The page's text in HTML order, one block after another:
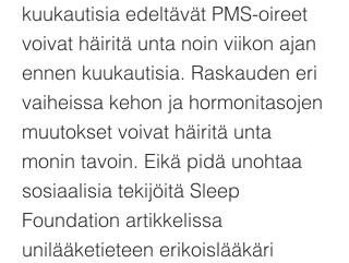
kuukautisia edeltävät PMS-oireet
voivat häiritä unta noin viikon ajan
ennen kuukautisia. Raskauden eri
vaiheissa kehon ja hormonitasojen
muutokset voivat häiritä unta
monin tavoin. Eikä pidä unohtaa
sosiaalisia tekijöitä Sleep
Foundation artikkelissa
unilääketieteen erikoislääkäri